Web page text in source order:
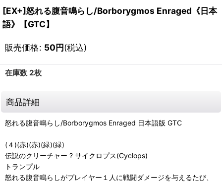
[EX+]怒れる腹音鳴らし/Borborygmos Enraged《日本
語》【GTC】
販売価格: 50円(税込)
在庫数 2枚
商品詳細
怒れる腹音鳴らし/Borborygmos Enraged 日本語版 GTC
(４)(赤)(赤)(緑)(緑)
伝説のクリーチャー ? サイクロプス(Cyclops)
トランプル
怒れる腹音鳴らしがプレイヤー１人に戦闘ダメージを与えるたび、